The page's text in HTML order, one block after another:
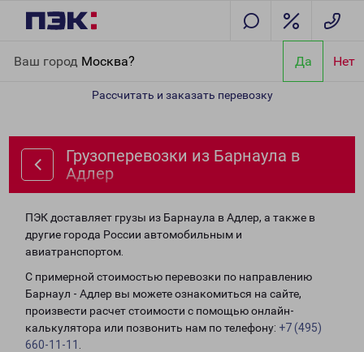
Ваш город Москва? Да Нет
Рассчитать и заказать перевозку
Грузоперевозки из Барнаула в
Адлер
ПЭК доставляет грузы из Барнаула в Адлер, а также в
другие города России автомобильным и
авиатранспортом.
С примерной стоимостью перевозки по направлению
Барнаул - Адлер вы можете ознакомиться на сайте,
произвести расчет стоимости с помощью онлайн-
калькулятора или позвонить нам по телефону: +7 (495)
660-11-11